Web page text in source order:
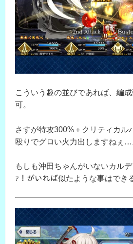
こういう趣の並びであれば、編
可。
さすが特攻300%＋クリティカル
殴りでグロい火力出しますねぇ…
もしも沖田ちゃんがいないカル
ｧ！がいれば似たような事はでき